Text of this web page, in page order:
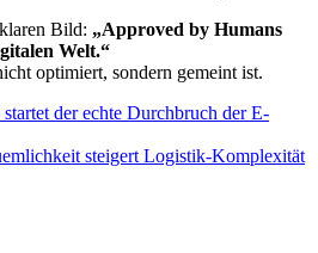
Bild: „Approved by Humans
Welt.“
optimiert, sondern gemeint ist.
der echte Durchbruch der E-
steigert Logistik-Komplexität